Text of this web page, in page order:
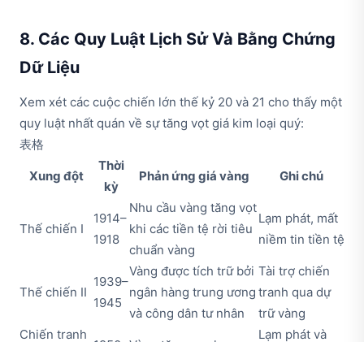
8. Các Quy Luật Lịch Sử Và Bằng Chứng
Dữ Liệu
Xem xét các cuộc chiến lớn thế kỷ 20 và 21 cho thấy một
quy luật nhất quán về sự tăng vọt giá kim loại quý:
表格
Xung đột
Thời
kỳ
Phản ứng giá vàng Ghi chú
Thế chiến I
1914–
1918
Nhu cầu vàng tăng vọt
khi các tiền tệ rời tiêu
chuẩn vàng
Lạm phát, mất
niềm tin tiền tệ
Thế chiến II
1939–
1945
Vàng được tích trữ bởi
ngân hàng trung ương
và công dân tư nhân
Tài trợ chiến
tranh qua dự
trữ vàng
Chiến tranh
Lạm phát và